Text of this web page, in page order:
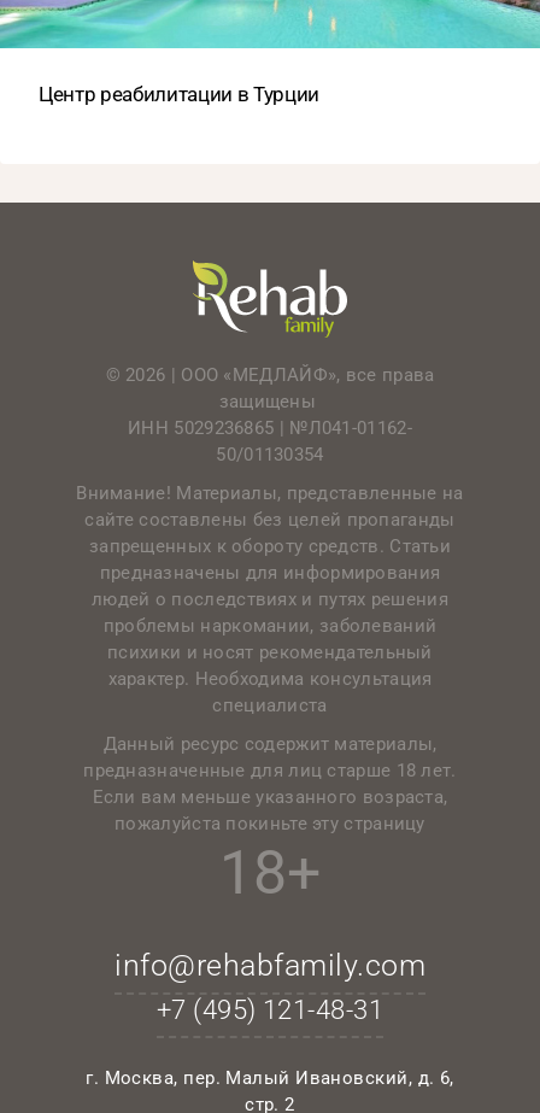
Центр реабилитации в Турции
© 2026 | ООО «МЕДЛАЙФ», все права
защищены
ИНН 5029236865 | №Л041-01162-
50/01130354
Внимание! Материалы, представленные на
сайте составлены без целей пропаганды
запрещенных к обороту средств. Статьи
предназначены для информирования
людей о последствиях и путях решения
проблемы наркомании, заболеваний
психики и носят рекомендательный
характер. Необходима консультация
специалиста
Данный ресурс содержит материалы,
предназначенные для лиц старше 18 лет.
Если вам меньше указанного возраста,
пожалуйста покиньте эту страницу
18+
info@rehabfamily.com
+7 (495) 121-48-31
г. Москва, пер. Малый Ивановский, д. 6,
стр. 2